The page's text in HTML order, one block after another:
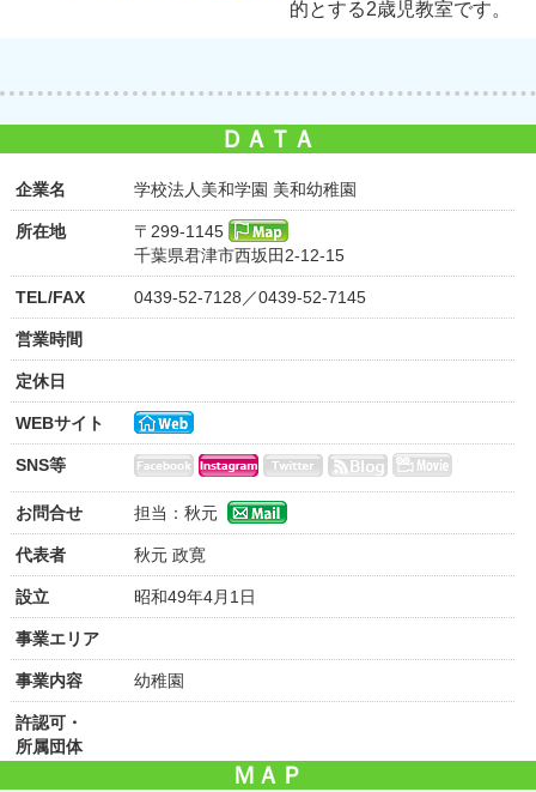
的とする2歳児教室です。
ＤＡＴＡ
企業名 学校法人美和学園 美和幼稚園
所在地
〒299-1145
千葉県君津市西坂田2-12-15
TEL/FAX 0439-52-7128／0439-52-7145
営業時間
定休日
WEBサイト
SNS等
お問合せ 担当：秋元
代表者 秋元 政寛
設立 昭和49年4月1日
事業エリア
事業内容 幼稚園
許認可・
所属団体
ＭＡＰ